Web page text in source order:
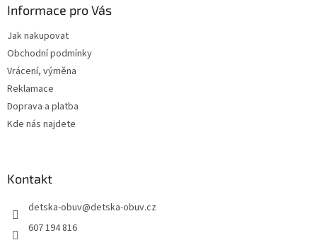
Informace pro Vás
Jak nakupovat
Obchodní podmínky
Vrácení, výměna
Reklamace
Doprava a platba
Kde nás najdete
Kontakt
detska-obuv@detska-obuv.cz
607 194 816